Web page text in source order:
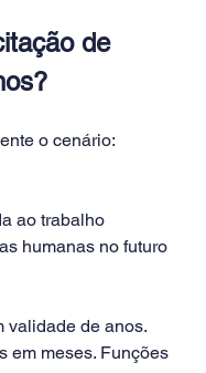
de
o cenário:
ao trabalho
humanas no futuro
validade de anos.
em meses. Funções